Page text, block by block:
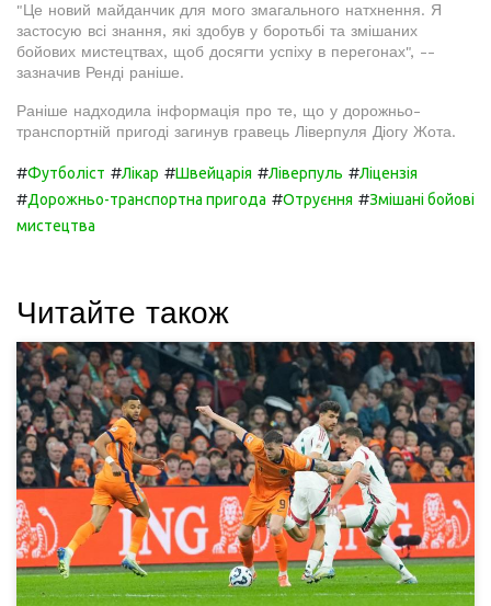
"Це новий майданчик для мого змагального натхнення. Я
застосую всі знання, які здобув у боротьбі та змішаних
бойових мистецтвах, щоб досягти успіху в перегонах", --
зазначив Ренді раніше.
Раніше надходила інформація про те, що у дорожньо-
транспортній пригоді загинув гравець Ліверпуля Діогу Жота.
#Футболіст #Лікар #Швейцарія #Ліверпуль #Ліцензія
#Дорожньо-транспортна пригода #Отруєння #Змішані бойові
мистецтва
Читайте також